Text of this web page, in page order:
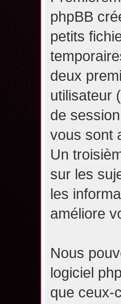
phpBB
petits
deux
utilisateur
de
vous sont
Un
sur les
les
améliore
Nous
logiciel
que ceux-